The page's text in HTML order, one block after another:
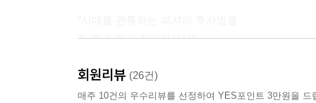
한 줄로 꿰어 집대성하다!”
《거인의 어깨》 1권에서 주식이라는 자산이 가
회원리뷰 (26건)
매주 10건의 우수리뷰를 선정하여 YES포인트 3만원을 드